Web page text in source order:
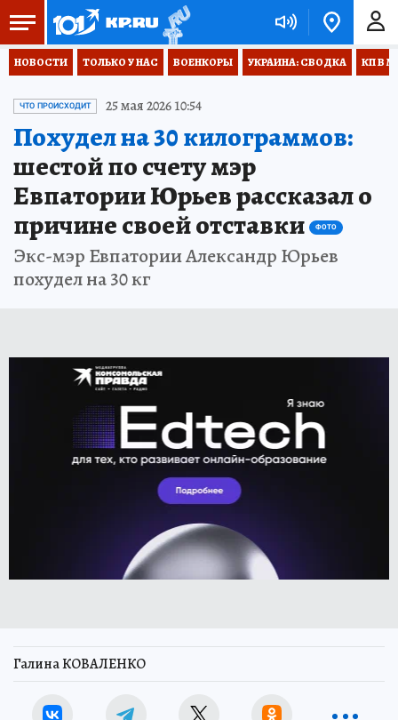
НОВОСТИ ТОЛЬКО У НАС ВОЕНКОРЫ УКРАИНА: СВОДКА КП В
ЧТО ПРОИСХОДИТ 25 мая 2026 10:54
Похудел на 30 килограммов:
шестой по счету мэр
Евпатории Юрьев рассказал о
причине своей отставки
ФОТО
Экс-мэр Евпатории Александр Юрьев
похудел на 30 кг
Галина КОВАЛЕНКО